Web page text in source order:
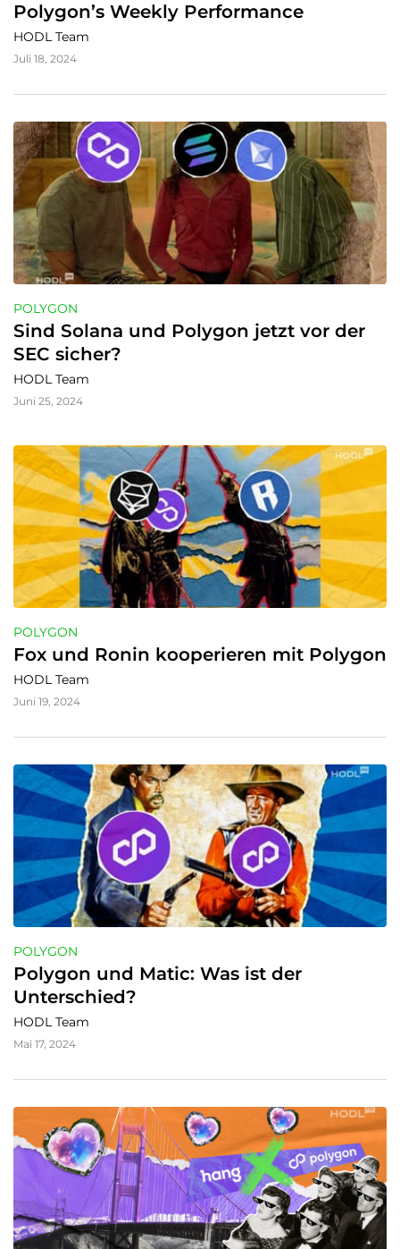
Polygon’s Weekly Performance
HODL Team
Juli 18, 2024
POLYGON
Sind Solana und Polygon jetzt vor der
SEC sicher?
HODL Team
Juni 25, 2024
POLYGON
Fox und Ronin kooperieren mit Polygon
HODL Team
Juni 19, 2024
POLYGON
Polygon und Matic: Was ist der
Unterschied?
HODL Team
Mai 17, 2024